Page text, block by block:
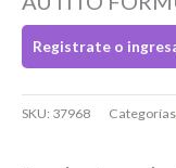
Registrate o
SKU: 37968